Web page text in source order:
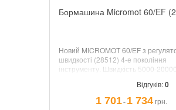
Бормашина Micromot 60/EF
Новий MICROMOT 60/ЕF з
швидкості (28512) 4-е покоління
інструменту. Швидкість 5000-
патрон 0,3 - 3,2 мм особливо
використанні свердел різної
Відгуків:0
1 701¯1 734грн.